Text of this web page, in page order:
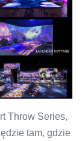
Throw Series,
tam, gdzie